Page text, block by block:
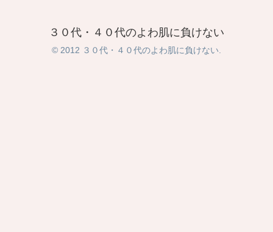
３０代・４０代のよわ肌に負けない
© 2012 ３０代・４０代のよわ肌に負けない.